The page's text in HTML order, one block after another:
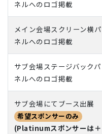
ネルへのロゴ掲載
メイン会場スクリーン横パ
ネルへのロゴ掲載
サブ会場ステージバックパ
ネルへのロゴ掲載
サブ会場にてブース出展
希望スポンサーのみ
(Platinumスポンサーは＋